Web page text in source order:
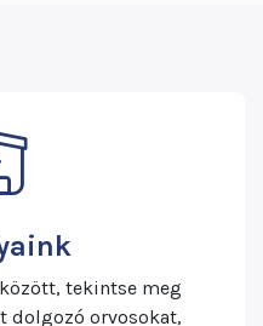
tekintse meg
dolgozó orvosokat,